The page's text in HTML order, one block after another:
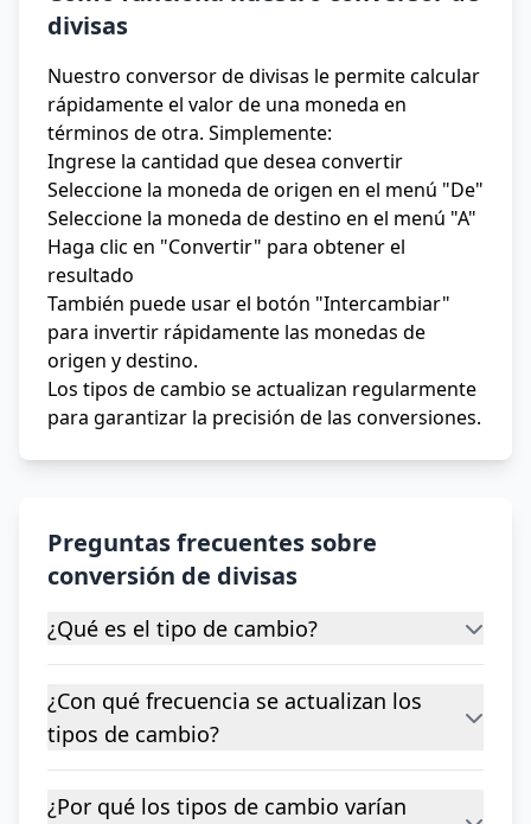
divisas
Nuestro conversor de divisas le permite calcular
rápidamente el valor de una moneda en
términos de otra. Simplemente:
Ingrese la cantidad que desea convertir
Seleccione la moneda de origen en el menú "De"
Seleccione la moneda de destino en el menú "A"
Haga clic en "Convertir" para obtener el
resultado
También puede usar el botón "Intercambiar"
para invertir rápidamente las monedas de
origen y destino.
Los tipos de cambio se actualizan regularmente
para garantizar la precisión de las conversiones.
Preguntas frecuentes sobre
conversión de divisas
¿Qué es el tipo de cambio?
¿Con qué frecuencia se actualizan los
tipos de cambio?
¿Por qué los tipos de cambio varían